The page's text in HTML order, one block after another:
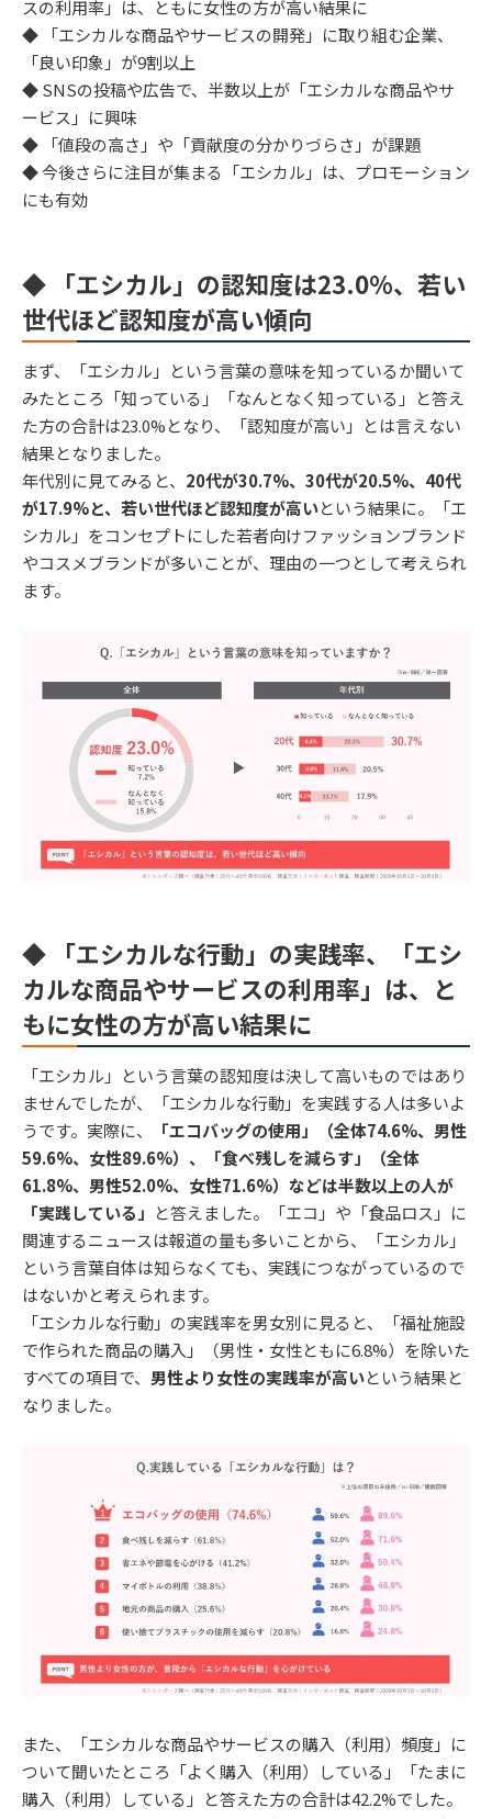
スの利用率」は、ともに女性の方が高い結果に
◆ 「エシカルな商品やサービスの開発」に取り組む企業、
「良い印象」が9割以上
◆ SNSの投稿や広告で、半数以上が「エシカルな商品やサ
ービス」に興味
◆ 「値段の高さ」や「貢献度の分かりづらさ」が課題
◆ 今後さらに注目が集まる「エシカル」は、プロモーション
にも有効
◆ 「エシカル」の認知度は23.0%、若い
世代ほど認知度が高い傾向
まず、「エシカル」という言葉の意味を知っているか聞いて
みたところ「知っている」「なんとなく知っている」と答え
た方の合計は23.0%となり、「認知度が高い」とは言えない
結果となりました。
年代別に見てみると、 20代が30.7%、30代が20.5%、40代
が17.9%と、若い世代ほど認知度が高いという結果に。「エ
シカル」をコンセプトにした若者向けファッションブランド
やコスメブランドが多いことが、理由の一つとして考えられ
ます。
◆ 「エシカルな行動」の実践率、「エシ
カルな商品やサービスの利用率」は、と
もに女性の方が高い結果に
「エシカル」という言葉の認知度は決して高いものではあり
ませんでしたが、「エシカルな行動」を実践する人は多いよ
うです。実際に、
「エコバッグの使用」（全体74.6%、男性
59.6%、女性89.6%）、「食べ残しを減らす」（全体
61.8%、男性52.0%、女性71.6%）などは半数以上の人が
「実践している」 と答えました。「エコ」や「食品ロス」に
関連するニュースは報道の量も多いことから、「エシカル」
という言葉自体は知らなくても、実践につながっているので
はないかと考えられます。
「エシカルな行動」の実践率を男女別に見ると、「福祉施設
で作られた商品の購入」（男性・女性ともに6.8%）を除いた
すべての項目で、 男性より女性の実践率が高いという結果と
なりました。
また、「エシカルな商品やサービスの購入（利用）頻度」に
ついて聞いたところ「よく購入（利用）している」「たまに
購入（利用）している」と答えた方の合計は42.2%でした。